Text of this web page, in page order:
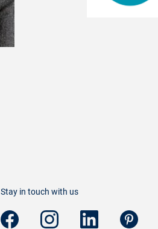
Stay in touch with us